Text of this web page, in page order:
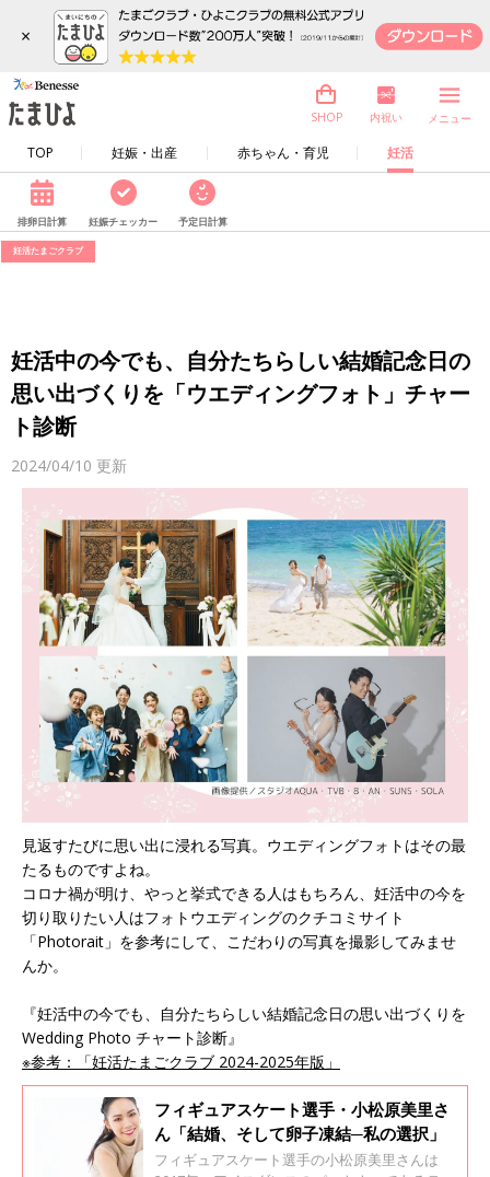
×
TOP 妊娠・出産 赤ちゃん・育児 妊活
SHOP 内祝い メニュー
排卵日計算 妊娠チェッカー 予定日計算
妊活たまごクラブ
妊活中の今でも、自分たちらしい結婚記念日の
思い出づくりを「ウエディングフォト」チャー
ト診断
2024/04/10 更新
見返すたびに思い出に浸れる写真。ウエディングフォトはその最
たるものですよね。
コロナ禍が明け、やっと挙式できる人はもちろん、妊活中の今を
切り取りたい人はフォトウエディングのクチコミサイト
「Photorait」を参考にして、こだわりの写真を撮影してみませ
んか。
『妊活中の今でも、自分たちらしい結婚記念日の思い出づくりを
Wedding Photo チャート診断』
※参考：「妊活たまごクラブ 2024-2025年版」
フィギュアスケート選手・小松原美里さ
ん「結婚、そして卵子凍結─私の選択」
フィギュアスケート選手の小松原美里さんは